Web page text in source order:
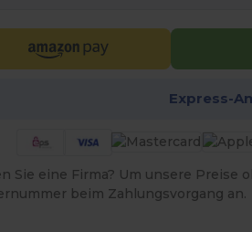
Express-
Sie eine Firma? Um unsere
beim Zahlungsvorgang an.